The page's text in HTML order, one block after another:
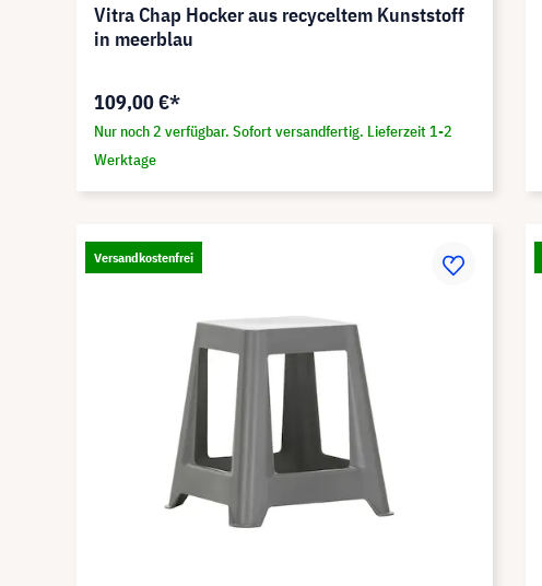
Vitra Chap Hocker aus recyceltem Kunststoff
in meerblau
109,00 €*
Nur noch 2 verfügbar. Sofort versandfertig. Lieferzeit 1-2
Werktage
Versandkostenfrei